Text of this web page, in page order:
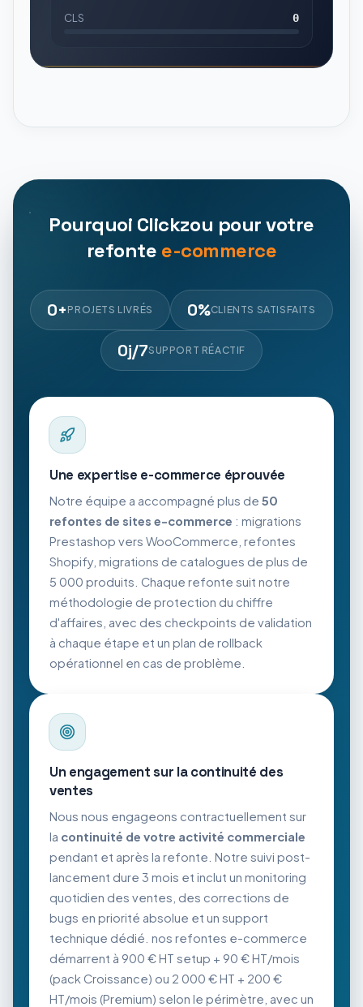
CLS 0
Pourquoi Clickzou pour votre
refonte e-commerce
0+ PROJETS LIVRÉS 0%CLIENTS SATISFAITS
0j/7SUPPORT RÉACTIF
Une expertise e-commerce éprouvée
Notre équipe a accompagné plus de 50
refontes de sites e-commerce : migrations
Prestashop vers WooCommerce, refontes
Shopify, migrations de catalogues de plus de
5 000 produits. Chaque refonte suit notre
méthodologie de protection du chiffre
d'affaires, avec des checkpoints de validation
à chaque étape et un plan de rollback
opérationnel en cas de problème.
Un engagement sur la continuité des
ventes
Nous nous engageons contractuellement sur
la continuité de votre activité commerciale
pendant et après la refonte. Notre suivi post-
lancement dure 3 mois et inclut un monitoring
quotidien des ventes, des corrections de
bugs en priorité absolue et un support
technique dédié. nos refontes e-commerce
démarrent à 900 € HT setup + 90 € HT/mois
(pack Croissance) ou 2 000 € HT + 200 €
HT/mois (Premium) selon le périmètre, avec un